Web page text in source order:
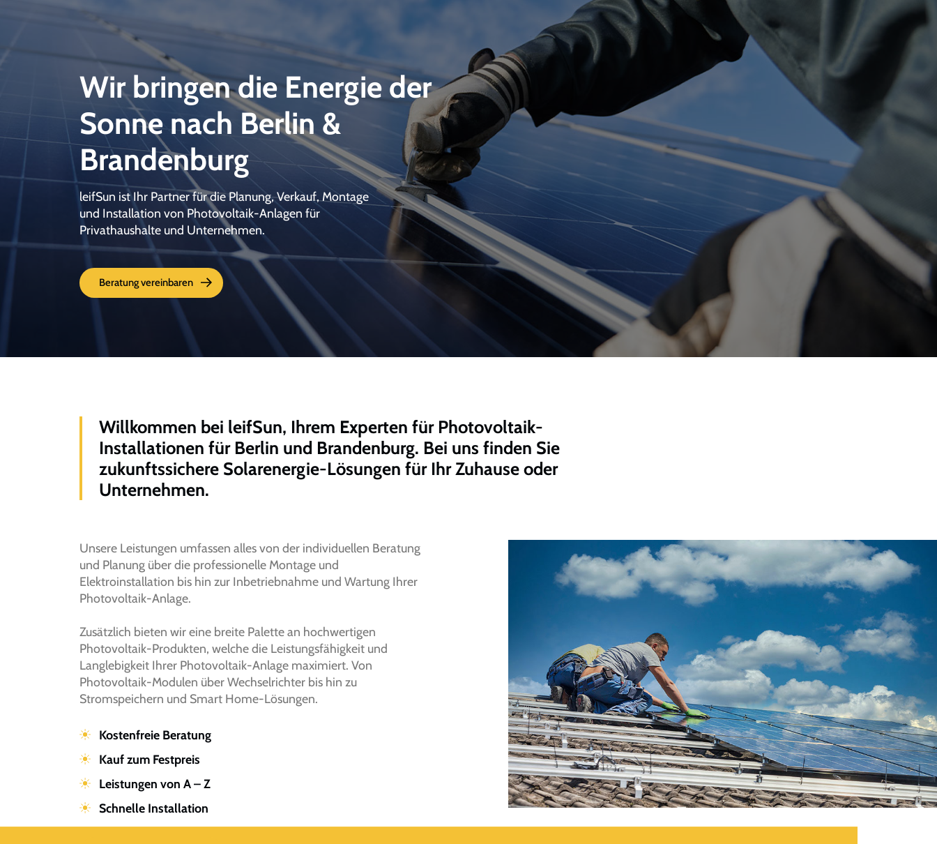
Wir bringen die Energie der
Sonne nach Berlin &
Brandenburg
leifSun ist Ihr Partner für die Planung, Verkauf, Montage
und Installation von Photovoltaik-Anlagen für
Privathaushalte und Unternehmen.
Beratung vereinbaren
Willkommen bei leifSun, Ihrem Experten für Photovoltaik-
Installationen für Berlin und Brandenburg. Bei uns finden Sie
zukunftssichere Solarenergie-Lösungen für Ihr Zuhause oder
Unternehmen.
Unsere Leistungen umfassen alles von der individuellen Beratung
und Planung über die professionelle Montage und
Elektroinstallation bis hin zur Inbetriebnahme und Wartung Ihrer
Photovoltaik-Anlage.
Zusätzlich bieten wir eine breite Palette an hochwertigen
Photovoltaik-Produkten, welche die Leistungsfähigkeit und
Langlebigkeit Ihrer Photovoltaik-Anlage maximiert. Von
Photovoltaik-Modulen über Wechselrichter bis hin zu
Stromspeichern und Smart Home-Lösungen.
Kostenfreie Beratung
Kauf zum Festpreis
Leistungen von A – Z
Schnelle Installation